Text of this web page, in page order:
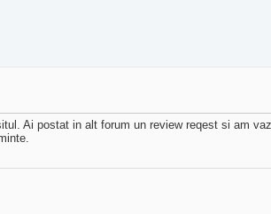
Ai postat in alt forum un review reqest si am